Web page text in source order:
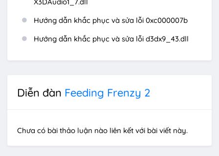
Hướng dẫn khắc phục và sửa lỗi 0xc000007b
Hướng dẫn khắc phục và sửa lỗi d3dx9_43.dll
Diễn đàn Feeding Frenzy 2
Chưa có bài thảo luận nào liên kết với bài viết này.